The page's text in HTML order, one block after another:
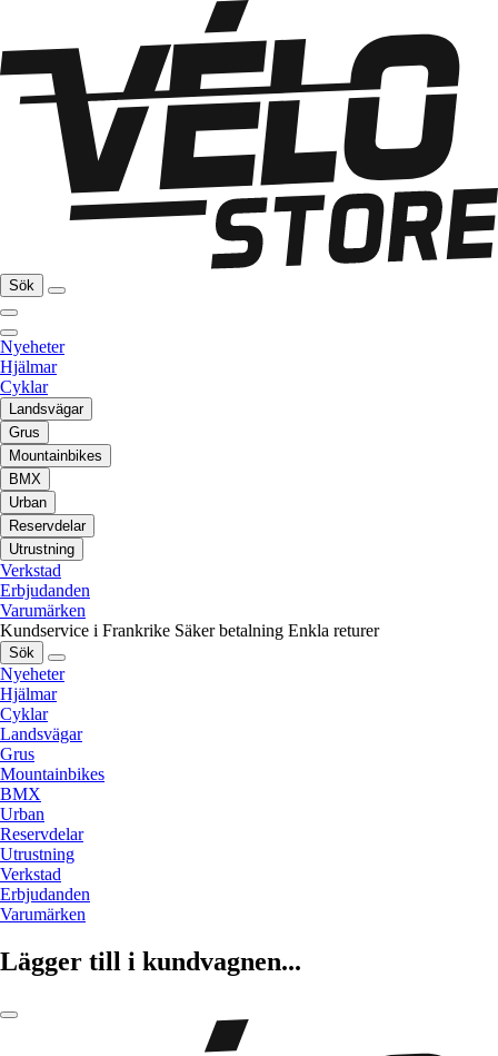
Sök
Nyeheter
Hjälmar
Cyklar
Landsvägar
Grus
Mountainbikes
BMX
Urban
Reservdelar
Utrustning
Verkstad
Erbjudanden
Varumärken
Kundservice i Frankrike Säker betalning Enkla returer
Sök
Nyeheter
Hjälmar
Cyklar
Landsvägar
Grus
Mountainbikes
BMX
Urban
Reservdelar
Utrustning
Verkstad
Erbjudanden
Varumärken
Lägger till i kundvagnen...